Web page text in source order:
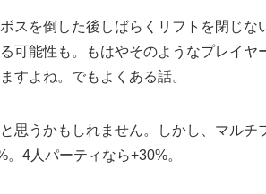
スを倒した後しばらくリフトを閉じ
可能性も。もはやそのようなプレイ
すよね。でもよくある話。
と思うかもしれません。しかし、マル
4人パーティなら+30%。